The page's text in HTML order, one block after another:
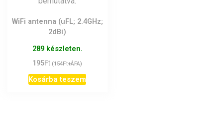
WiFi antenna (uFL; 2.4GHz;
2dBi)
289 készleten.
195Ft (154Ft+ÁFA)
Kosárba teszem